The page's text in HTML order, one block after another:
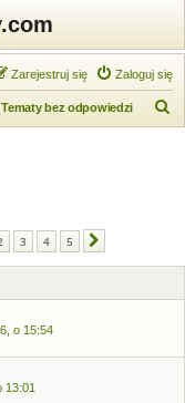
Zaloguj się
Zarejestruj się
Tematy bez odpowiedzi
3 4 5
o 15:54
13:01